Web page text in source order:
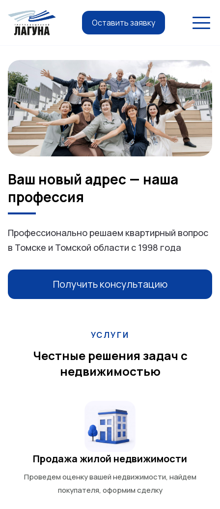
Оставить заявку
Ваш новый адрес — наша
профессия
Профессионально решаем квартирный вопрос
в Томске и Томской области с 1998 года
Получить консультацию
УСЛУГИ
Честные решения задач с
недвижимостью
Продажа жилой недвижимости
Проведем оценку вашей недвижимости, найдем
покупателя, оформим сделку